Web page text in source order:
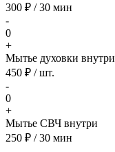
300 ₽ / 30 мин
-
0
+
Мытье духовки внутри
450 ₽ / шт.
-
0
+
Мытье СВЧ внутри
250 ₽ / 30 мин